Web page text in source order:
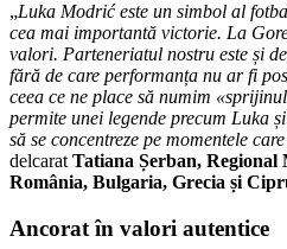
„Luka Modrić este un simbol al
cea mai importantă victorie. La
valori. Parteneriatul nostru este și
fără de care performanța nu ar fi
ceea ce ne place să numim
permite unei legende precum Luka
să se concentreze pe momentele
delcarat Tatiana Șerban,
România, Bulgaria, Grecia și
Ancorat în valori autentice